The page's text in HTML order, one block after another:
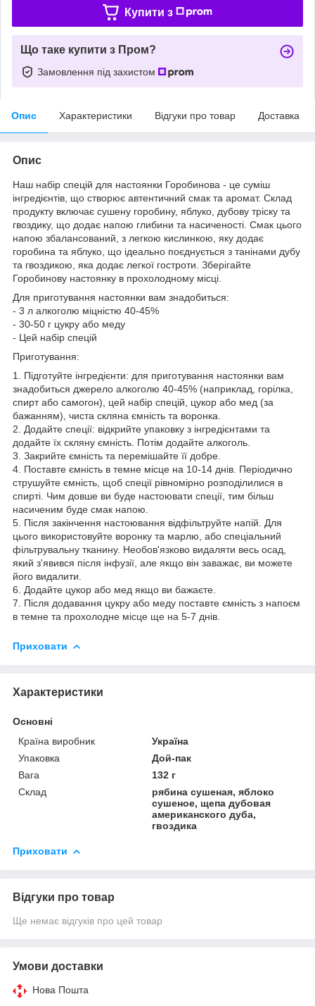
Купити з
Що таке купити з Пром?
Замовлення під захистом
Опис Характеристики Відгуки про товар Доставка
Опис
Наш набір спецій для настоянки Горобинова - це суміш
інгредієнтів, що створює автентичний смак та аромат. Склад
продукту включає сушену горобину, яблуко, дубову тріску та
гвоздику, що додає напою глибини та насиченості. Смак цього
напою збалансований, з легкою кислинкою, яку додає
горобина та яблуко, що ідеально поєднується з танінами дубу
та гвоздикою, яка додає легкої гостроти. Зберігайте
Горобинову настоянку в прохолодному місці.
Для приготування настоянки вам знадобиться:
- 3 л алкоголю міцністю 40-45%
- 30-50 г цукру або меду
- Цей набір спецій
Приготування:
1. Підготуйте інгредієнти: для приготування настоянки вам
знадобиться джерело алкоголю 40-45% (наприклад, горілка,
спирт або самогон), цей набір спецій, цукор або мед (за
бажанням), чиста скляна ємність та воронка.
2. Додайте спеції: відкрийте упаковку з інгредієнтами та
додайте їх скляну ємність. Потім додайте алкоголь.
3. Закрийте ємність та перемішайте її добре.
4. Поставте ємність в темне місце на 10-14 днів. Періодично
струшуйте ємність, щоб спеції рівномірно розподілилися в
спирті. Чим довше ви буде настоювати спеції, тим більш
насиченим буде смак напою.
5. Після закінчення настоювання відфільтруйте напій. Для
цього використовуйте воронку та марлю, або спеціальний
фільтрувальну тканину. Необов'язково видаляти весь осад,
який з'явився після інфузії, але якщо він заважає, ви можете
його видалити.
6. Додайте цукор або мед якщо ви бажаєте.
7. Після додавання цукру або меду поставте ємність з напоєм
в темне та прохолодне місце ще на 5-7 днів.
Приховати
Характеристики
Основні
Країна виробник
Україна
Упаковка
Дой-пак
Вага
132 г
Склад
рябина сушеная, яблоко
сушеное, щепа дубовая
американского дуба,
гвоздика
Приховати
Відгуки про товар
Ще немає відгуків про цей товар
Умови доставки
Нова Пошта